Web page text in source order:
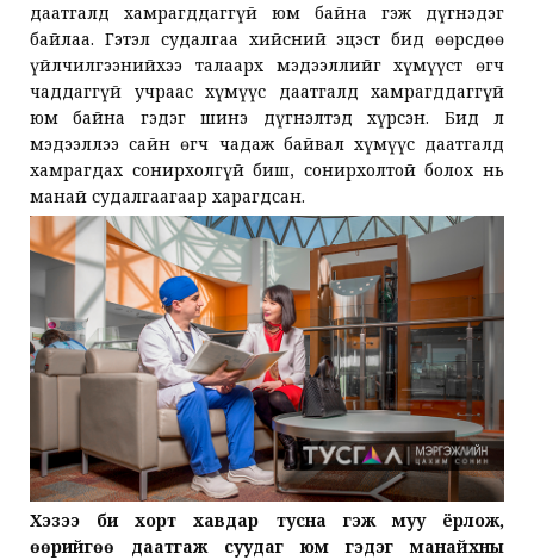
даатгалд хамрагддаггүй юм байна гэж дүгнэдэг
байлаа. Гэтэл судалгаа хийсний эцэст бид өөрсдөө
үйлчилгээнийхээ талаарх мэдээллийг хүмүүст өгч
чаддаггүй учраас хүмүүс даатгалд хамрагддаггүй
юм байна гэдэг шинэ дүгнэлтэд хүрсэн. Бид л
мэдээллээ сайн өгч чадаж байвал хүмүүс даатгалд
хамрагдах сонирхолгүй биш, сонирхолтой болох нь
манай судалгаагаар харагдсан.
Хэзээ би хорт хавдар тусна гэж муу ёрлож,
өөрийгөө даатгаж суудаг юм гэдэг манайхны